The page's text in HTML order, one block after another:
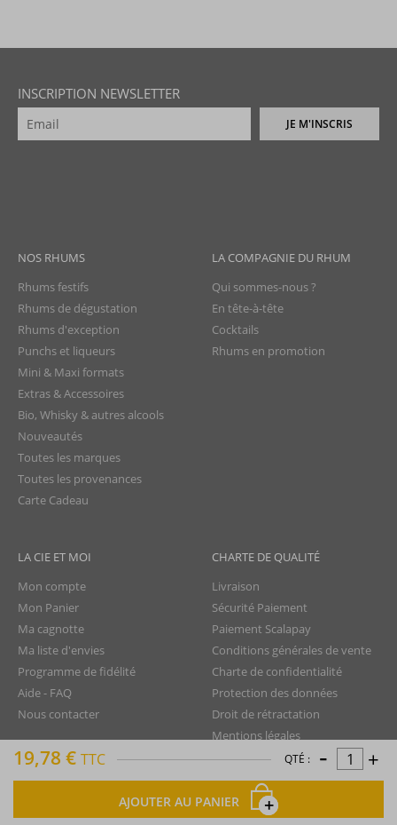
19,78 € TTC QTÉ : - +
AJOUTER AU PANIER
INSCRIPTION NEWSLETTER
JE M'INSCRIS
NOS RHUMS
Rhums festifs
Rhums de dégustation
Rhums d'exception
Punchs et liqueurs
Mini & Maxi formats
Extras & Accessoires
Bio, Whisky & autres alcools
Nouveautés
Toutes les marques
Toutes les provenances
Carte Cadeau
LA COMPAGNIE DU RHUM
Qui sommes-nous ?
En tête-à-tête
Cocktails
Rhums en promotion
LA CIE ET MOI
Mon compte
Mon Panier
Ma cagnotte
Ma liste d'envies
Programme de fidélité
Aide - FAQ
Nous contacter
CHARTE DE QUALITÉ
Livraison
Sécurité Paiement
Paiement Scalapay
Conditions générales de vente
Charte de confidentialité
Protection des données
Droit de rétractation
Mentions légales
Plan du site